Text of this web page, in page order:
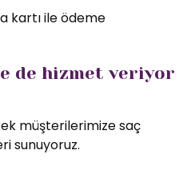
kartı ile ödeme
de hizmet veriyor
müşterilerimize saç
sunuyoruz.